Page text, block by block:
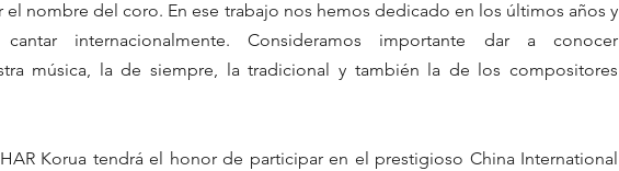
el nombre del coro. En ese trabajo nos hemos dedicado en los últimos años y
internacionalmente. Consideramos importante dar a conocer
música, la de siempre, la tradicional y también la de los compositores
Korua tendrá el honor de participar en el prestigioso China International